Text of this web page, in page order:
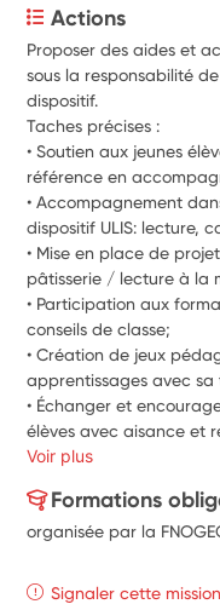
Actions
Proposer des aides et
sous la responsabilité
dispositif.
Taches précises :
• Soutien aux jeunes
référence en
• Accompagnement
dispositif ULIS: lecture,
• Mise en place de
pâtisserie / lecture à la
• Participation aux
conseils de classe;
• Création de jeux
apprentissages avec sa
• Échanger et
élèves avec aisance et
Voir plus
Formations
organisée par la
Signaler cette mission